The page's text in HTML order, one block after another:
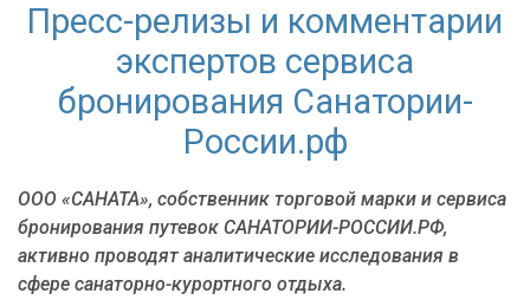
Пресс-релизы и комментарии
экспертов сервиса
бронирования Санатории-
России.рф
ООО «САНАТА», собственник торговой марки и сервиса
бронирования путевок САНАТОРИИ-РОССИИ.РФ,
активно проводят аналитические исследования в
сфере санаторно-курортного отдыха.